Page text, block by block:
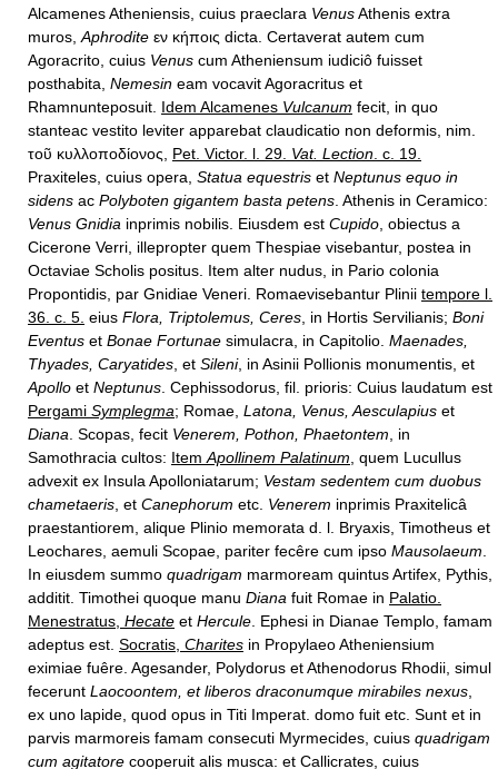
Alcamenes Atheniensis, cuius praeclara VenusAthenis extra
muros, Aphrodite εν κήποις dicta. Certaverat autem cum
Agoracrito, cuius Venus cum Atheniensum iudiciô fuisset
posthabita, Nemesin eam vocavit Agoracritus et
Rhamnunteposuit. Idem Alcamenes Vulcanum fecit, in quo
stanteac vestito leviter apparebat claudicatio non deformis, nim.
τοῦ κυλλοποδίονος, Pet. Victor. l. 29. Vat. Lection . c. 19.
Praxiteles, cuius opera, Statua equestris et Neptunus equo in
sidens ac Polyboten gigantem basta petens . Athenis in Ceramico:
Venus Gnidia inprimis nobilis. Eiusdem est Cupido , obiectus a
Cicerone Verri, illepropter quem Thespiae visebantur, postea in
Octaviae Scholis positus. Item alter nudus, in Pario colonia
Propontidis, par Gnidiae Veneri. Romaevisebantur Plinii tempore l.
36. c. 5. eius Flora, Triptolemus, Ceres , in Hortis Servilianis; Boni
Eventus et Bonae Fortunae simulacra, in Capitolio. Maenades,
Thyades, Caryatides , et Sileni, in Asinii Pollionis monumentis, et
Apollo et Neptunus . Cephissodorus, fil. prioris: Cuius laudatum est
Pergami Symplegma; Romae, Latona, Venus, Aesculapius et
Diana . Scopas, fecit Venerem, Pothon, Phaetontem , in
Samothracia cultos: Item Apollinem Palatinum quem Lucullus
advexit ex Insula Apolloniatarum; Vestam sedentem cum duobus
chametaeris , et Canephorum etc. Venerem inprimis Praxitelicâ
praestantiorem, alique Plinio memorata d. l. Bryaxis, Timotheus et
Leochares, aemuli Scopae, pariter fecêre cum ipso Mausolaeum
In eiusdem summo quadrigam marmoream quintus Artifex, Pythis,
additit. Timothei quoque manu Diana fuit Romae in Palatio.
Menestratus, Hecate et Hercule . Ephesi in Dianae Templo, famam
adeptus est. Socratis, Charites in Propylaeo Atheniensium
eximiae fuêre. Agesander, Polydorus et Athenodorus Rhodii, simul
fecerunt Laocoontem, et liberos draconumque mirabiles nexus
ex uno lapide, quod opus in Titi Imperat. domo fuit etc. Sunt et in
parvis marmoreis famam consecuti Myrmecides, cuius quadrigam
cum agitatore cooperuit alis musca: et Callicrates, cuius